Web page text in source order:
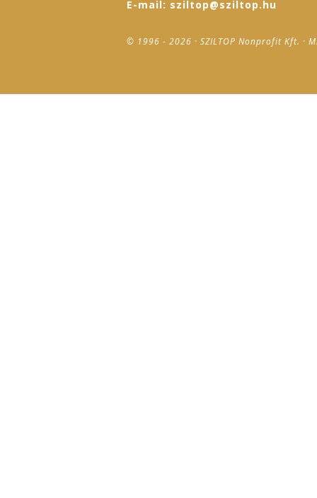
E-mail: sziltop@sziltop.hu
© 1996 - 2026 · SZILTOP Nonprofit Kft. ·